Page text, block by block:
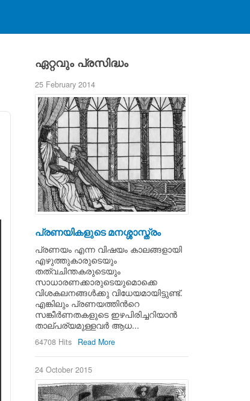
ഏറ്റവും പ്രസിദ്ധം
25 February 2014
പ്രണയികളുടെ മനശ്ശാസ്ത്രം
പ്രണയം എന്ന വിഷയം കാലങ്ങളായി
എഴുത്തുകാരുടെയും
തത്വചിന്തകരുടെയും
സാധാരണക്കാരുടെയുമൊക്കെ
വിശകലനങ്ങള്‍ക്കു വിധേയമായിട്ടുണ്ട്.
എങ്കിലും പ്രണയത്തിന്‍റെ
സങ്കീര്‍ണതകളുടെ ഇഴപിരിച്ചറിയാന്‍
താല്പര്യമുള്ളവര്‍ ആധ...
64708 Hits Read More
24 October 2015